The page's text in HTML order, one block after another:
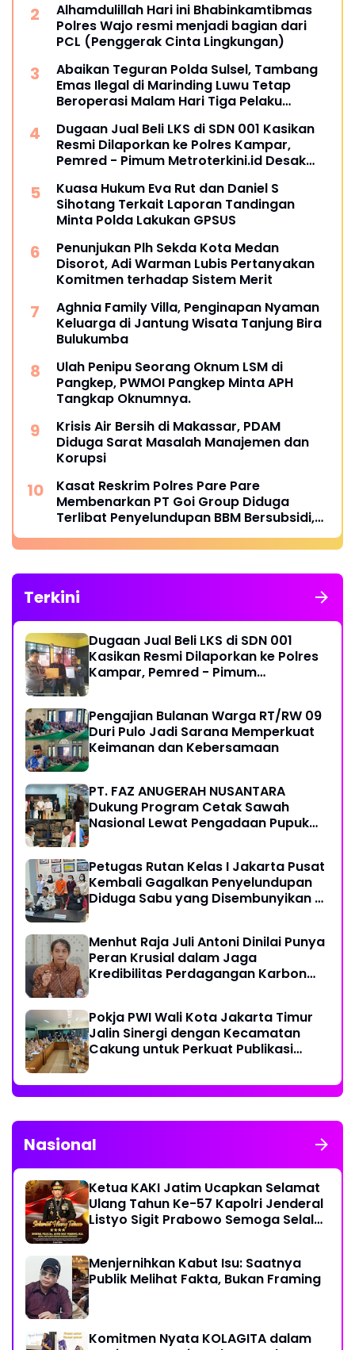
Alhamdulillah Hari ini Bhabinkamtibmas
Polres Wajo resmi menjadi bagian dari
PCL (Penggerak Cinta Lingkungan)
Abaikan Teguran Polda Sulsel, Tambang
Emas Ilegal di Marinding Luwu Tetap
Beroperasi Malam Hari Tiga Pelaku
Dugaan Jual Beli LKS di SDN 001 Kasikan
Resmi Dilaporkan ke Polres Kampar,
Pemred - Pimum Metroterkini.id Desak
Kuasa Hukum Eva Rut dan Daniel S
Sihotang Terkait Laporan Tandingan
Minta Polda Lakukan GPSUS
Penunjukan Plh Sekda Kota Medan
Disorot, Adi Warman Lubis Pertanyakan
Komitmen terhadap Sistem Merit
Aghnia Family Villa, Penginapan Nyaman
Keluarga di Jantung Wisata Tanjung Bira
Bulukumba
Ulah Penipu Seorang Oknum LSM di
Pangkep, PWMOI Pangkep Minta APH
Tangkap Oknumnya.
Krisis Air Bersih di Makassar, PDAM
Diduga Sarat Masalah Manajemen dan
Korupsi
Kasat Reskrim Polres Pare Pare
Membenarkan PT Goi Group Diduga
Terlibat Penyelundupan BBM Bersubsidi,
Mobil Tangki Diamankan di Polres Pare
pare
Terkini
Dugaan Jual Beli LKS di SDN 001
Kasikan Resmi Dilaporkan ke Polres
Kampar, Pemred - Pimum
Pengajian Bulanan Warga RT/RW 09
Duri Pulo Jadi Sarana Memperkuat
Keimanan dan Kebersamaan
PT. FAZ ANUGERAH NUSANTARA
Dukung Program Cetak Sawah
Nasional Lewat Pengadaan Pupuk
Petugas Rutan Kelas I Jakarta Pusat
Kembali Gagalkan Penyelundupan
Diduga Sabu yang Disembunyikan di
Menhut Raja Juli Antoni Dinilai Punya
Peran Krusial dalam Jaga
Kredibilitas Perdagangan Karbon
Pokja PWI Wali Kota Jakarta Timur
Jalin Sinergi dengan Kecamatan
Cakung untuk Perkuat Publikasi
Nasional
Ketua KAKI Jatim Ucapkan Selamat
Ulang Tahun Ke-57 Kapolri Jenderal
Listyo Sigit Prabowo Semoga Selalu
Menjernihkan Kabut Isu: Saatnya
Publik Melihat Fakta, Bukan Framing
Komitmen Nyata KOLAGITA dalam